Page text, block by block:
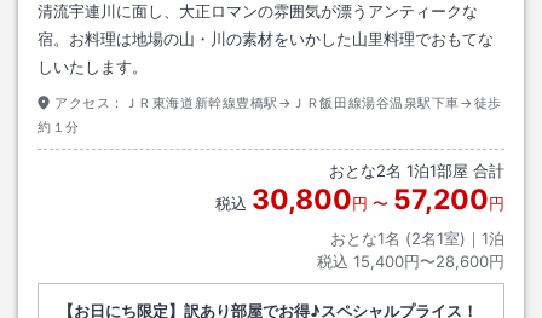
清流宇連川に面し、大正ロマンの雰囲気が漂うアンティークな
宿。お料理は地場の山・川の素材をいかした山里料理でおもてな
しいたします。
アクセス：
ＪＲ東海道新幹線豊橋駅→ＪＲ飯田線湯谷温泉駅下車→徒歩
約１分
おとな2名 1泊1部屋 合計
税込 30,800円 〜 57,200円
おとな1名 (2名1室)｜ 1泊
税込 15,400円〜28,600円
【お日にち限定】訳あり部屋でお得♪スペシャルプライス！